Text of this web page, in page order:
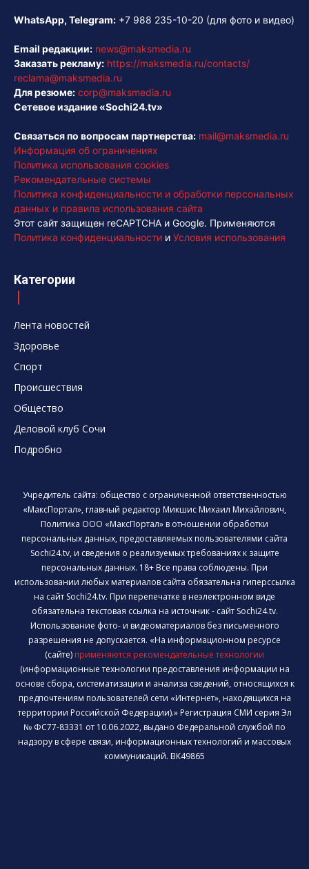
WhatsApp, Telegram: +7 988 235-10-20 (для фото и видео)
Email редакции: news@maksmedia.ru
Заказать рекламу: https://maksmedia.ru/contacts/
reclama@maksmedia.ru
Для резюме: corp@maksmedia.ru
Сетевое издание «Sochi24.tv»
Связаться по вопросам партнерства: mail@maksmedia.ru
Информация об ограничениях
Политика использования cookies
Рекомендательные системы
Политика конфиденциальности и обработки персональных
данных и правила использования сайта
Этот сайт защищен reCAPTCHA и Google. Применяются
Политика конфиденциальности и Условия использования
Категории
Лента новостей
Здоровье
Спорт
Происшествия
Общество
Деловой клуб Сочи
Подробно
Учредитель сайта: общество с ограниченной ответственностью
«МаксПортал», главный редактор Микшис Михаил Михайлович,
Политика ООО «МаксПортал» в отношении обработки
персональных данных, предоставляемых пользователями сайта
Sochi24.tv, и сведения о реализуемых требованиях к защите
персональных данных. 18+ Все права соблюдены. При
использовании любых материалов сайта обязательна гиперссылка
на сайт Sochi24.tv. При перепечатке в неэлектронном виде
обязательна текстовая ссылка на источник - сайт Sochi24.tv.
Использование фото- и видеоматериалов без письменного
разрешения не допускается. «На информационном ресурсе
(сайте) применяются рекомендательные технологии
(информационные технологии предоставления информации на
основе сбора, систематизации и анализа сведений, относящихся к
предпочтениям пользователей сети «Интернет», находящихся на
территории Российской Федерации).» Регистрация СМИ серия Эл
№ ФС77-83331 от 10.06.2022, выдано Федеральной службой по
надзору в сфере связи, информационных технологий и массовых
коммуникаций. ВК49865